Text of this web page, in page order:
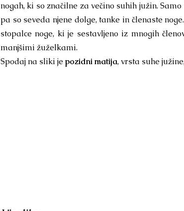
nogah, ki so značilne za večino suhih južin.
pa so seveda njene dolge, tanke in členaste
stopalce noge, ki je sestavljeno iz mnogih
manjšimi žuželkami.
Spodaj na sliki je pozidni matija, vrsta suhe